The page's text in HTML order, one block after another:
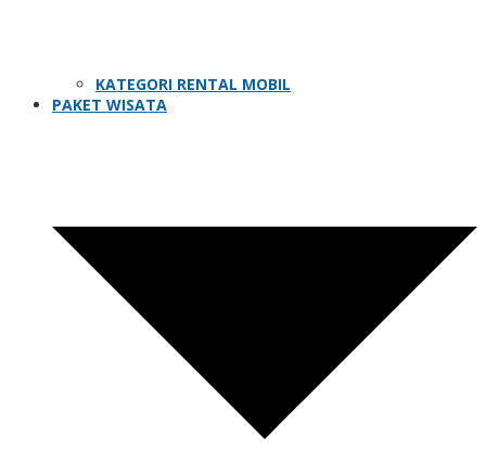
KATEGORI RENTAL MOBIL
PAKET WISATA